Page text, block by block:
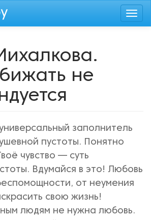
не
заполнитель
пустоты. Понятно
чувство — суть
Вдумайся в это! Любовь
от неумения
свою жизнь!
людям не нужна любовь.